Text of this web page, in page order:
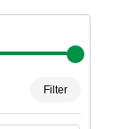
cijena
cijena
Filter